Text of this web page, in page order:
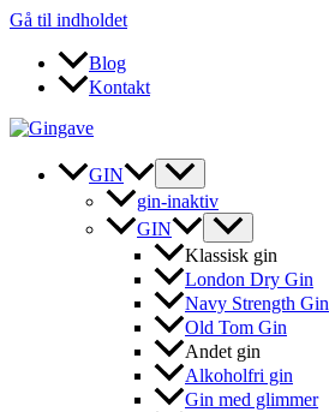
Gå til indholdet
Blog
Kontakt
GIN
gin-inaktiv
GIN
Klassisk gin
London Dry Gin
Navy Strength Gin
Old Tom Gin
Andet gin
Alkoholfri gin
Gin med glimmer